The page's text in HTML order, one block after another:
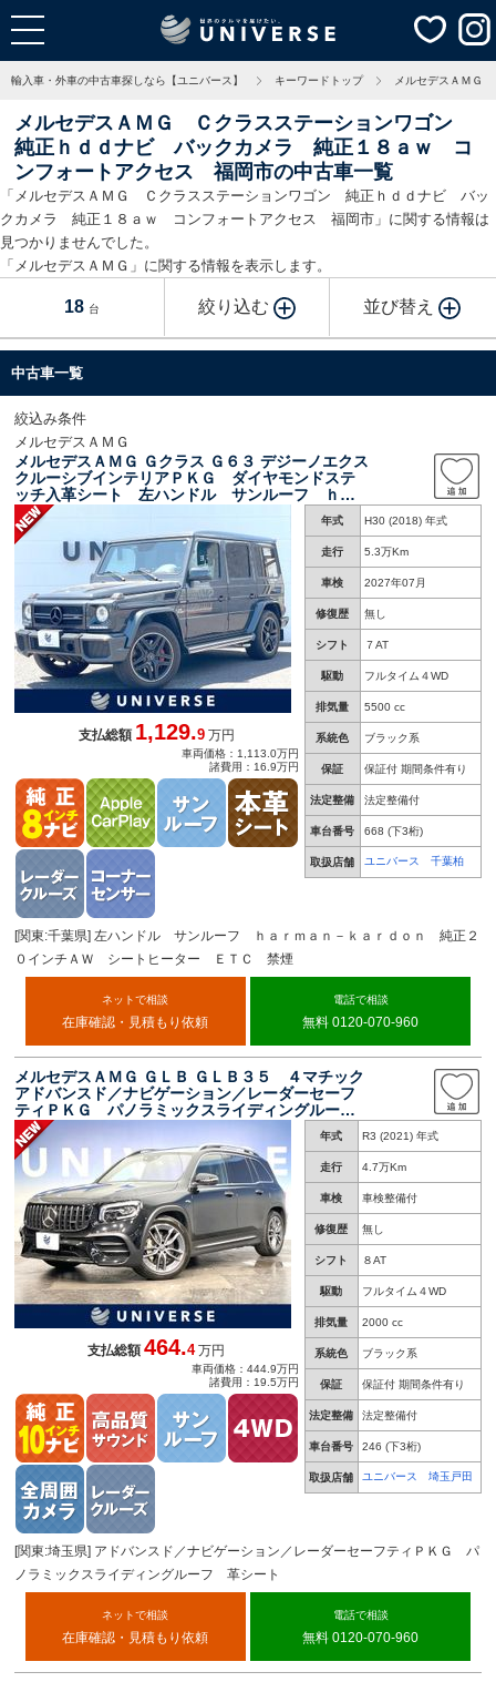
輸入車・外車の中古車探しなら【ユニバース】 キーワードトップ メルセデスＡＭ
メルセデスＡＭＧ Ｃクラスステーションワゴン
純正ｈｄｄナビ バックカメラ 純正１８ａｗ コ
ンフォートアクセス 福岡市の中古車一覧
「メルセデスＡＭＧ Ｃクラスステーションワゴン 純正ｈｄｄナビ バッ
クカメラ 純正１８ａｗ コンフォートアクセス 福岡市」に関する情報は
見つかりませんでした。
「メルセデスＡＭＧ」に関する情報を表示します。
18 台 絞り込む 並び替え
中古車一覧
絞込み条件
メルセデスＡＭＧ
メルセデスＡＭＧ Ｇクラス Ｇ６３ デジーノエクス
クルーシブインテリアＰＫＧ ダイヤモンドステ
ッチ入革シート 左ハンドル サンルーフ ｈａ
ｒｍａｎ－ｋａｒｄｏｎ 純正２０インチＡＷ
シートヒーター／ベンチレーション ＥＴＣ 禁
煙車
年式 H30 (2018) 年式
走行 5.3万Km
車検 2027年07月
修復歴 無し
シフト ７AT
駆動 フルタイム４WD
排気量 5500 cc
系統色 ブラック系
保証 保証付 期間条件有り
法定整備 法定整備付
車台番号 668 (下3桁)
取扱店舗 ユニバース 千葉柏
支払総額1,129.9 万円
車両価格：1,113.0万円
諸費用：16.9万円
[関東:千葉県] 左ハンドル サンルーフ ｈａｒｍａｎ－ｋａｒｄｏｎ 純正２
０インチＡＷ シートヒーター ＥＴＣ 禁煙
ネットで相談
在庫確認・見積もり依頼
電話で相談
無料 0120-070-960
メルセデスＡＭＧ ＧＬＢ ＧＬＢ３５ ４マチック
アドバンスド／ナビゲーション／レーダーセーフ
ティＰＫＧ パノラミックスライディングルー
フ 革シート シートベンチレーション 全周囲
カメラ ヘッドアップディスプレイ 電動リアゲ
ート 純正ナビＴＶ
年式 R3 (2021) 年式
走行 4.7万Km
車検 車検整備付
修復歴 無し
シフト ８AT
駆動 フルタイム４WD
排気量 2000 cc
系統色 ブラック系
保証 保証付 期間条件有り
法定整備 法定整備付
車台番号 246 (下3桁)
取扱店舗 ユニバース 埼玉戸田
支払総額464.4 万円
車両価格：444.9万円
諸費用：19.5万円
[関東:埼玉県] アドバンスド／ナビゲーション／レーダーセーフティＰＫＧ パ
ノラミックスライディングルーフ 革シート
ネットで相談
在庫確認・見積もり依頼
電話で相談
無料 0120-070-960